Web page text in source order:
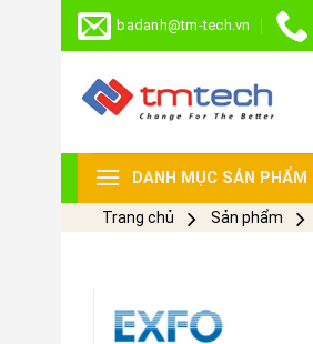
Skip
badanh@tm-tech.vn
DANH MỤC SẢN PHẨM
Trang chủ Sản phẩm